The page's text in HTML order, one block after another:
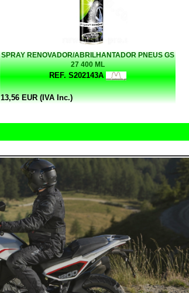
SPRAY RENOVADOR/ABRILHANTADOR PNEUS GS
27 400 ML
REF. S202143A
13,56 EUR (IVA Inc.)